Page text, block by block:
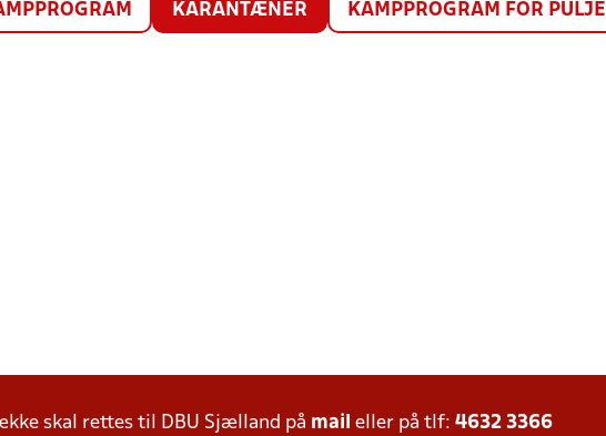
KARANTÆNER KAMPPROGRAM FOR PULJE
skal rettes til DBU Sjælland på mail eller på tlf: 4632 3366